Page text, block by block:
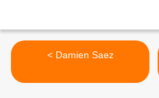
< Damien Saez